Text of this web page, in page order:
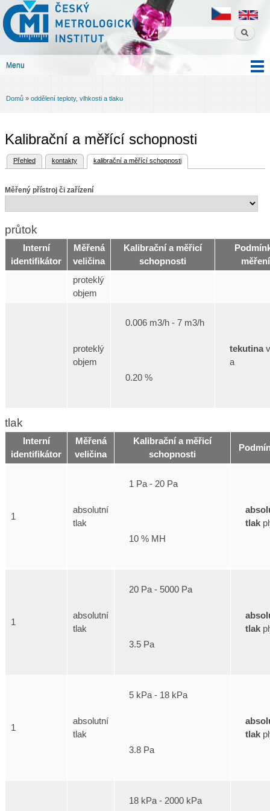
obsahu
Český
metrologický
institut
Menu
Jste zde
Domů » oddělení teploty, vlhkosti a tlaku
Kalibrační a měřící schopnosti
Hlavní záložky
Přehled kontakty kalibrační a měřící schopnosti
(aktivní záložka)
Měřený přístroj či zařízení
průtok
Interní
identifikátor
Měřená
veličina
Kalibrační a měřicí
schopnosti
měření
proteklý
objem
proteklý
objem
0.006 m3/h - 7 m3/h
0.20 %
tekutina
a
tlak
Interní
identifikátor
Měřená
veličina
Kalibrační a měřicí
schopnosti
1
absolutní
tlak
1 Pa - 20 Pa
10 % MH
tlak
1
absolutní
tlak
20 Pa - 5000 Pa
3.5 Pa
tlak
1
absolutní
tlak
5 kPa - 18 kPa
3.8 Pa
tlak
18 kPa - 2000 kPa